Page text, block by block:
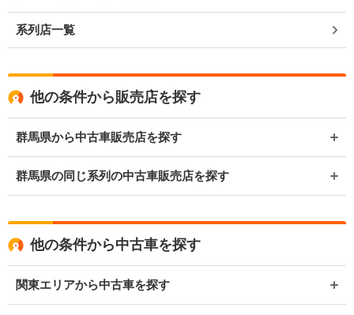
系列店一覧
他の条件から販売店を探す
群馬県から中古車販売店を探す
群馬県の同じ系列の中古車販売店を探す
他の条件から中古車を探す
関東エリアから中古車を探す